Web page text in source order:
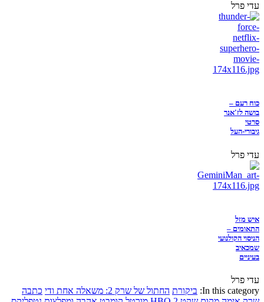
עדי פרל
כוח רעם –
בושה לז'אנר
סרטי
גיבורי-העל
עדי פרל
איש מזל
התאומים –
הניסוי הקולנועי
שמכאיב
בעיניים
עדי פרל
In this category: ביקורת החתול של שרק 2: משאלה אחת ודי
כתבה